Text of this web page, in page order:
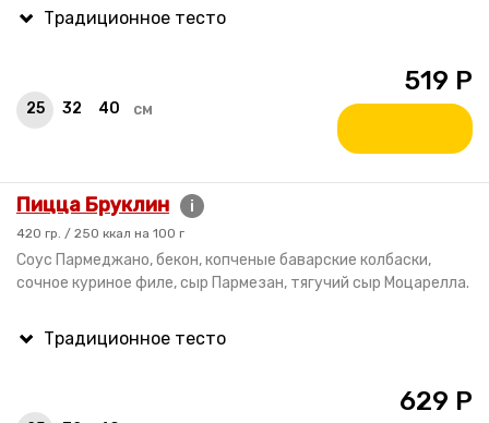
25 32 40 см
519 Р
Пицца Бруклин i
420 гр. / 250 ккал на 100 г
Соус Пармеджано, бекон, копченые баварские колбаски,
сочное куриное филе, сыр Пармезан, тягучий сыр Моцарелла.
629 Р